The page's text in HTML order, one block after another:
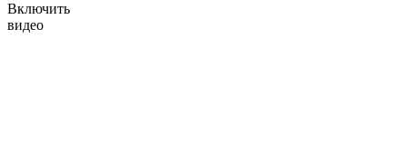
Включить
видео